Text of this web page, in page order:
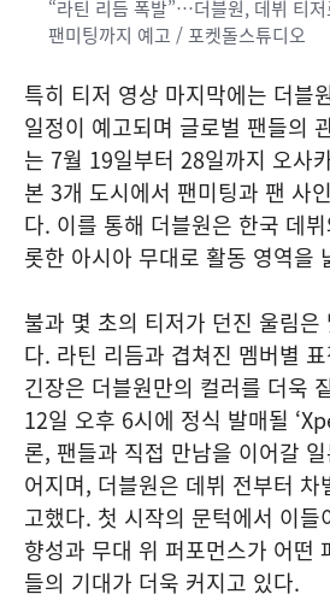
“라틴 리듬 폭발”…더블원, 데뷔 티
팬미팅까지 예고 / 포켓돌스튜디오
특히 티저 영상 마지막에는 더블
일정이 예고되며 글로벌 팬들의
는 7월 19일부터 28일까지 오사
본 3개 도시에서 팬미팅과 팬 사
다. 이를 통해 더블원은 한국 데
롯한 아시아 무대로 활동 영역을
불과 몇 초의 티저가 던진 울림은
다. 라틴 리듬과 겹쳐진 멤버별
긴장은 더블원만의 컬러를 더욱
12일 오후 6시에 정식 발매될
론, 팬들과 직접 만남을 이어갈
어지며, 더블원은 데뷔 전부터 차
고했다. 첫 시작의 문턱에서 이들
향성과 무대 위 퍼포먼스가 어떤
들의 기대가 더욱 커지고 있다.